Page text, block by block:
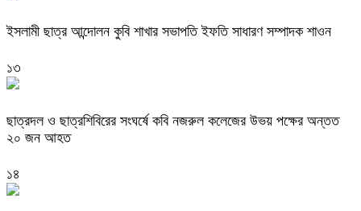
ইসলামী ছাত্র আন্দোলন কুবি শাখার সভাপতি ইফতি সাধারণ সম্পাদক শাওন
১৩
ছাত্রদল ও ছাত্রশিবিরের সংঘর্ষে কবি নজরুল কলেজের উভয় পক্ষের অন্তত
২০ জন আহত
১৪